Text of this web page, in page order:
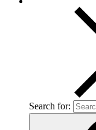
Search for: